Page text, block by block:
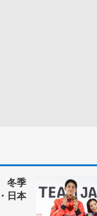
冬季
日本